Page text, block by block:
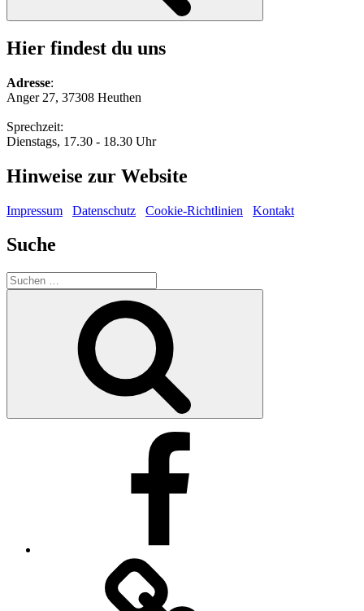
Hier findest du uns
Adresse:
Anger 27, 37308 Heuthen
Sprechzeit:
Dienstags, 17.30 - 18.30 Uhr
Hinweise zur Website
Impressum Datenschutz Cookie-Richtlinien Kontakt
Suche
Suche
nach: